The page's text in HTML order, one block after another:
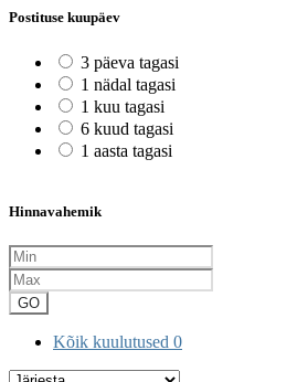
Postituse kuupäev
3 päeva tagasi
1 nädal tagasi
1 kuu tagasi
6 kuud tagasi
1 aasta tagasi
Hinnavahemik
GO
Kõik kuulutused 0